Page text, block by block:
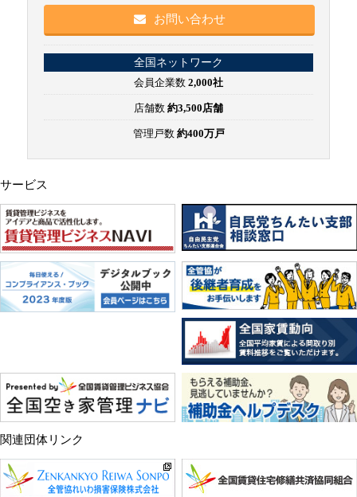
お問い合わせ
全国ネットワーク
会員企業数 2,000社
店舗数 約3,500店舗
管理戸数 約400万戸
サービス
関連団体リンク